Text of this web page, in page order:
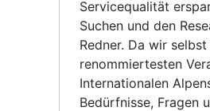
Servicequalität
Suchen und den
Redner. Da wir
renommiertesten
Internationalen
Bedürfnisse, Fragen